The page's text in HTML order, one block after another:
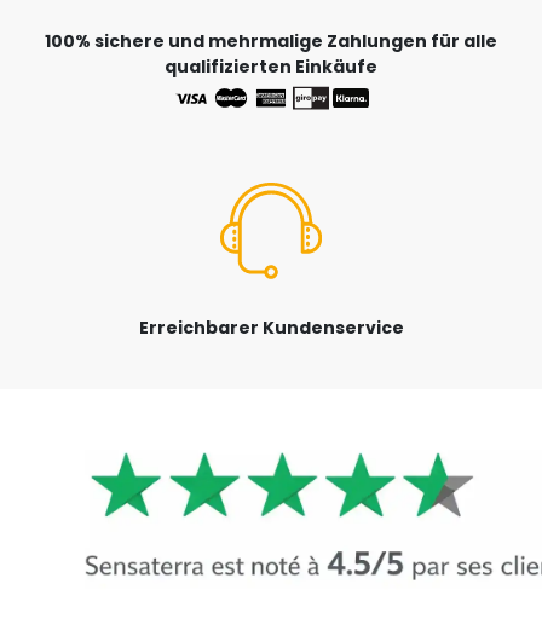
100% sichere und mehrmalige Zahlungen für alle
qualifizierten Einkäufe
Erreichbarer Kundenservice